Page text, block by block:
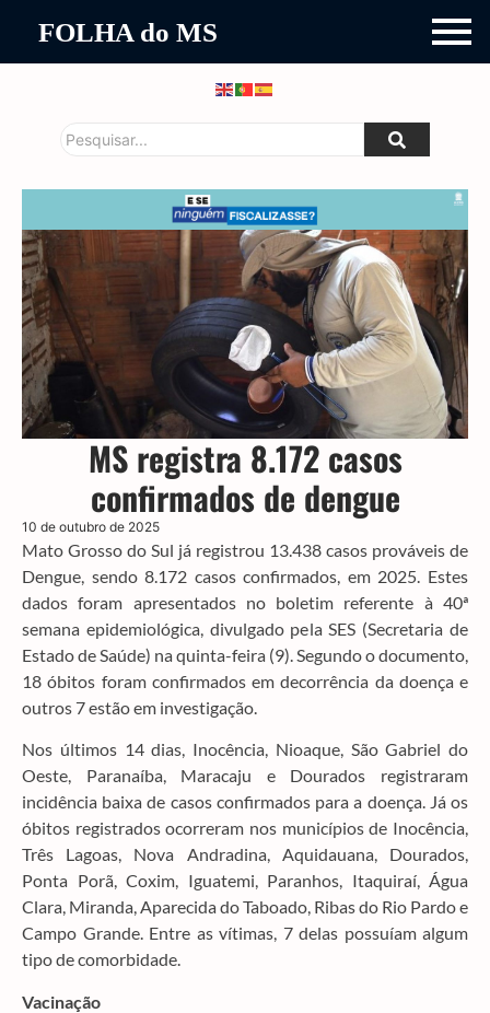
FOLHA do MS
MS registra 8.172 casos
confirmados de dengue
10 de outubro de 2025
Mato Grosso do Sul já registrou 13.438 casos prováveis de
Dengue, sendo 8.172 casos confirmados, em 2025. Estes
dados foram apresentados no boletim referente à 40ª
semana epidemiológica, divulgado pela SES (Secretaria de
Estado de Saúde) na quinta-feira (9). Segundo o documento,
18 óbitos foram confirmados em decorrência da doença e
outros 7 estão em investigação.
Nos últimos 14 dias, Inocência, Nioaque, São Gabriel do
Oeste, Paranaíba, Maracaju e Dourados registraram
incidência baixa de casos confirmados para a doença. Já os
óbitos registrados ocorreram nos municípios de Inocência,
Três Lagoas, Nova Andradina, Aquidauana, Dourados,
Ponta Porã, Coxim, Iguatemi, Paranhos, Itaquiraí, Água
Clara, Miranda, Aparecida do Taboado, Ribas do Rio Pardo e
Campo Grande. Entre as vítimas, 7 delas possuíam algum
tipo de comorbidade.
Vacinação